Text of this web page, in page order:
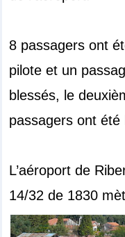
8 passagers ont
pilote et un
blessés, le
passagers ont été
L’aéroport de
14/32 de 1830